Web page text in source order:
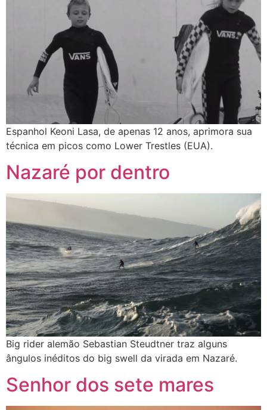
Espanhol Keoni Lasa, de apenas 12 anos, aprimora sua
técnica em picos como Lower Trestles (EUA).
Nazaré por dentro
Big rider alemão Sebastian Steudtner traz alguns
ângulos inéditos do big swell da virada em Nazaré.
Senhor dos sete mares